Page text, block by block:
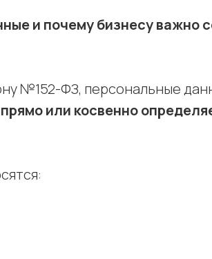
и почему бизнесу важно
№152-ФЗ, персональные
или косвенно